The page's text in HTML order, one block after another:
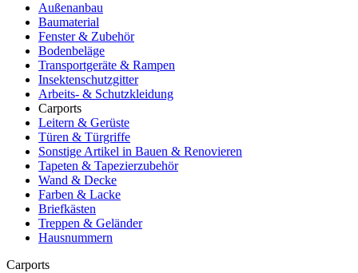
Außenanbau
Baumaterial
Fenster & Zubehör
Bodenbeläge
Transportgeräte & Rampen
Insektenschutzgitter
Arbeits- & Schutzkleidung
Carports
Leitern & Gerüste
Türen & Türgriffe
Sonstige Artikel in Bauen & Renovieren
Tapeten & Tapezierzubehör
Wand & Decke
Farben & Lacke
Briefkästen
Treppen & Geländer
Hausnummern
Carports